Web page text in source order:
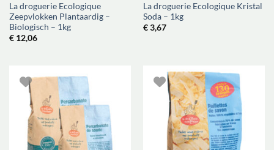
La droguerie Ecologique
Zeepvlokken Plantaardig –
Biologisch – 1kg
€12,06
La droguerie Ecologique Kristal
Soda – 1kg
€3,67